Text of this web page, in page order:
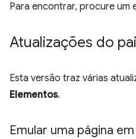
Para encontrar, procure um
Atualizações do
Esta versão traz várias
Elementos.
Emular uma página